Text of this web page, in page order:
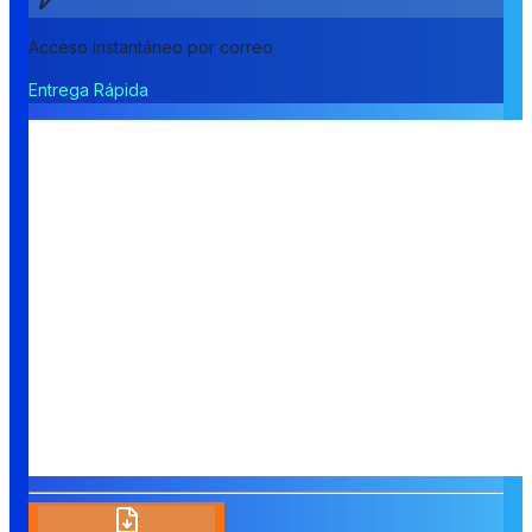
Acceso instantáneo por correo
Entrega Rápida